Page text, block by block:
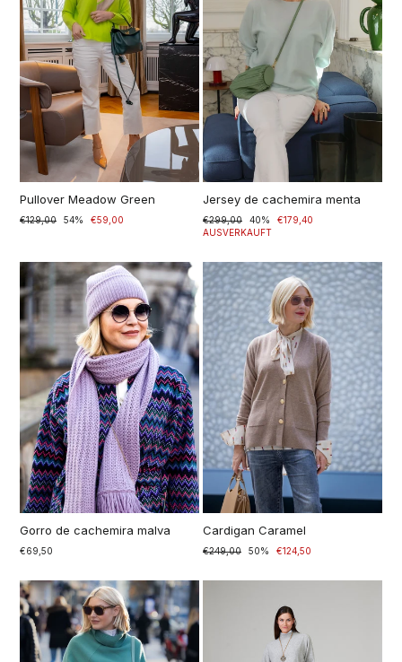
Pullover Meadow Green
Normaler
€129,00
Sonderpreis54% €59,00
Jersey de cachemira menta
Normaler
Preis
€299,00
Sonderpreis40%
€179,40
AUSVERKAUFT
Gorro de cachemira malva
€69,50
Cardigan Caramel
Precio
€249,00
Precio
50% €124,50